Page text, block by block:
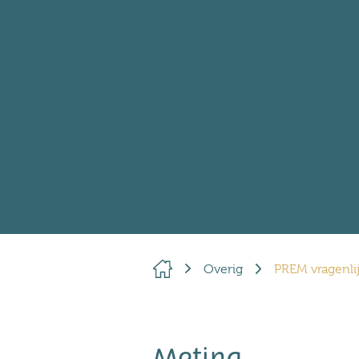
Overig PREM